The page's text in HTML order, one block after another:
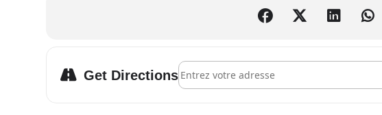
Get DirectionsAddress - MONTPELLIER Ciné-Méditation []